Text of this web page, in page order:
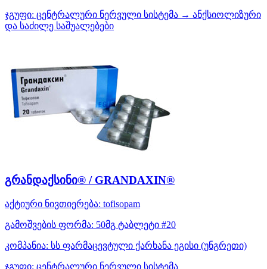
ჯგუფი: ცენტრალური ნერვული სისტემა → ანქსიოლიზური
და საძილე საშუალებები
გრანდაქსინი® / GRANDAXIN®
აქტიური ნივთიერება: tofisopam
გამოშვების ფორმა: 50მგ ტაბლეტი #20
კომპანია: სს ფარმაცევტული ქარხანა ეგისი (უნგრეთი)
ჯგუფი: ცენტრალური ნერვული სისტემა